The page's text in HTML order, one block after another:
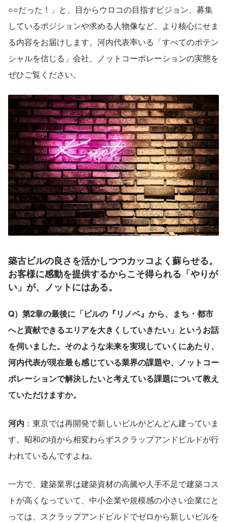
○○だった！」と、目からウロコの目指すビジョン、募集
しているポジションや求める人物像など、より核心にせま
る内容をお届けします。河内代表率いる「すべてのポテン
シャルを信じる」会社、ノットコーポレーションの実態を
ぜひご覧ください。
築古ビルの良さを活かしつつカッコよく蘇らせる。
お客様に感動を提供するからこそ得られる「やりが
い」が、ノットにはある。
Q）第2章の最後に「ビルの『リノベ』から、まち・都市
へと貢献できるエリアを大きくしていきたい」というお話
を伺いました。そのような未来を実現していくにあたり、
河内代表が現在最も感じている業界の課題や、ノットコー
ポレーションで解決したいと考えている課題について教え
ていただけますか。
河内 ：東京では再開発で新しいビルがどんどん建っていま
す。昭和の頃から相変わらずスクラップアンドビルドが行
われているんですよね。
一方で、建築業界は建築資材の高騰や人手不足で建築コス
トが高くなっていて、中小企業や規模感の小さい企業にと
っては、スクラップアンドビルドでゼロから新しいビルを